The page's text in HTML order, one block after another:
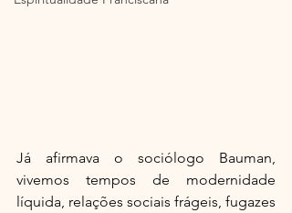
Já afirmava o sociólogo Bauman,
vivemos tempos de modernidade
líquida, relações sociais frágeis, fugazes